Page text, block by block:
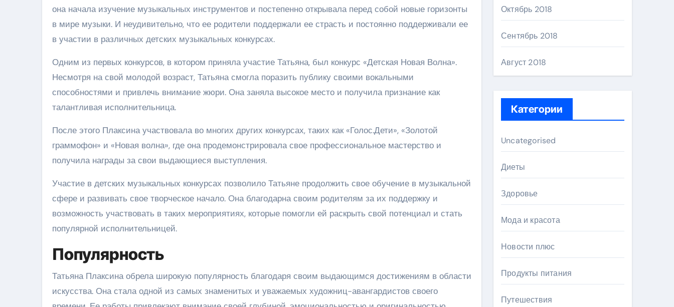
она начала изучение музыкальных инструментов и постепенно открывала перед собой новые горизонты
в мире музыки. И неудивительно, что ее родители поддержали ее страсть и постоянно поддерживали ее
в участии в различных детских музыкальных конкурсах.
Одним из первых конкурсов, в котором приняла участие Татьяна, был конкурс «Детская Новая Волна».
Несмотря на свой молодой возраст, Татьяна смогла поразить публику своими вокальными
способностями и привлечь внимание жюри. Она заняла высокое место и получила признание как
талантливая исполнительница.
После этого Плаксина участвовала во многих других конкурсах, таких как «Голос.Дети», «Золотой
граммофон» и «Новая волна», где она продемонстрировала свое профессиональное мастерство и
получила награды за свои выдающиеся выступления.
Участие в детских музыкальных конкурсах позволило Татьяне продолжить свое обучение в музыкальной
сфере и развивать свое творческое начало. Она благодарна своим родителям за их поддержку и
возможность участвовать в таких мероприятиях, которые помогли ей раскрыть свой потенциал и стать
популярной исполнительницей.
Популярность
Татьяна Плаксина обрела широкую популярность благодаря своим выдающимся достижениям в области
искусства. Она стала одной из самых знаменитых и уважаемых художниц-авангардистов своего
Октябрь 2018
Сентябрь 2018
Август 2018
Категории
Uncategorised
Диеты
Здоровье
Мода и красота
Новости плюс
Продукты питания
Путешествия